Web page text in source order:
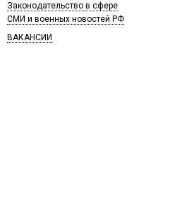
Законодательство в сфере
СМИ и военных новостей РФ
ВАКАНСИИ